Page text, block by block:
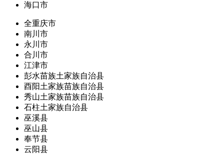
海口市
全重庆市
南川市
永川市
合川市
江津市
彭水苗族土家族自治县
酉阳土家族苗族自治县
秀山土家族苗族自治县
石柱土家族自治县
巫溪县
巫山县
奉节县
云阳县